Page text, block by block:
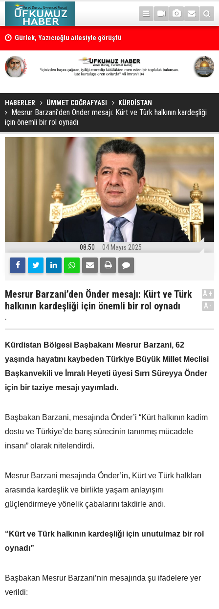
Gürlek, Yazıcıoğlu ailesiyle görüştü
HABERLER ÜMMET COĞRAFYASI KÜRDİSTAN
Mesrur Barzani’den Önder mesajı: Kürt ve Türk halkının kardeşliği
için önemli bir rol oynadı
08:50 04 Mayıs 2025
Mesrur Barzani’den Önder mesajı: Kürt ve Türk
halkının kardeşliği için önemli bir rol oynadı
.
A+
A-
Kürdistan Bölgesi Başbakanı Mesrur Barzani, 62
yaşında hayatını kaybeden Türkiye Büyük Millet Meclisi
Başkanvekili ve İmralı Heyeti üyesi Sırrı Süreyya Önder
için bir taziye mesajı yayımladı.
Başbakan Barzani, mesajında Önder’i “Kürt halkının kadim
dostu ve Türkiye’de barış sürecinin tanınmış mücadele
insanı” olarak nitelendirdi.
Mesrur Barzani mesajında Önder’in, Kürt ve Türk halkları
arasında kardeşlik ve birlikte yaşam anlayışını
güçlendirmeye yönelik çabalarını takdirle andı.
“Kürt ve Türk halkının kardeşliği için unutulmaz bir rol
oynadı”
Başbakan Mesrur Barzani’nin mesajında şu ifadelere yer
verildi: